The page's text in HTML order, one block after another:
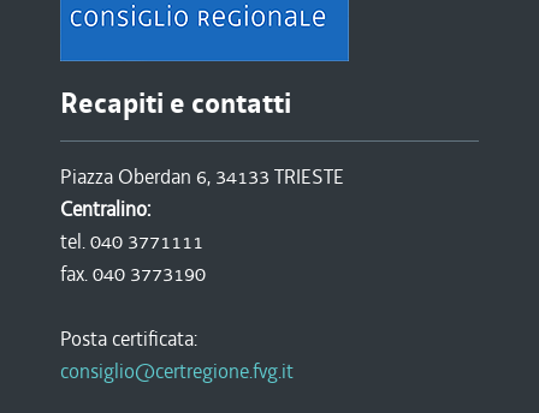
Recapiti e contatti
Piazza Oberdan 6, 34133 TRIESTE
Centralino:
tel. 040 3771111
fax. 040 3773190
Posta certificata:
consiglio@certregione.fvg.it